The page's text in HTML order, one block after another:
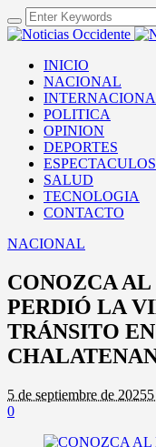
INICIO
NACIONAL
POLITICA
OPINION
DEPORTES
ESPECTACULOS
SALUD
TECNOLOGIA
CONTACTO
NACIONAL
CONOZCA
PERDIÓ LA
TRÁNSITO
5 de septiembre de 2025
0